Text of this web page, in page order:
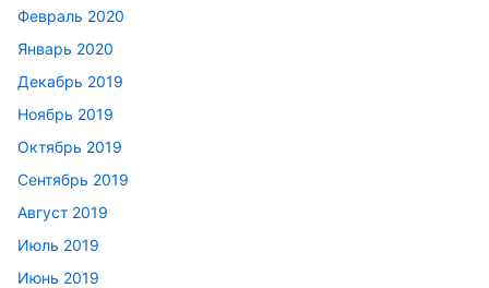
Февраль 2020
Январь 2020
Декабрь 2019
Ноябрь 2019
Октябрь 2019
Сентябрь 2019
Август 2019
Июль 2019
Июнь 2019